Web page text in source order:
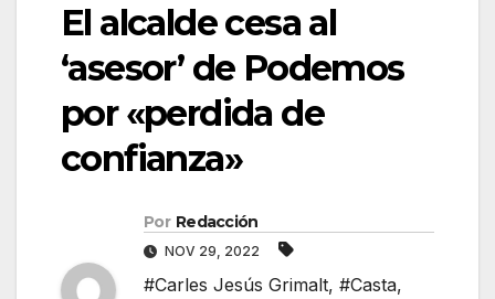
El alcalde cesa al
‘asesor’ de Podemos
por «perdida de
confianza»
Por Redacción
NOV 29, 2022
#Carles Jesús Grimalt, #Casta,